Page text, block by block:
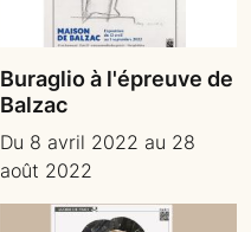
Buraglio à l'épreuve de
Balzac
Du 8 avril 2022 au 28
août 2022